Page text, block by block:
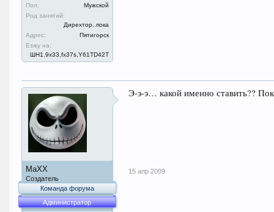
Пол:
Мужской
Род занятий:
Дирехтор..пока
Адрес:
Пятигорск
Езжу на:
ШН1.9x33,fx37s,Y61TD42T
MaXX
Создатель
Команда форума
Администратор
Э-э-э… какой именно ставить??
15 апр 2009